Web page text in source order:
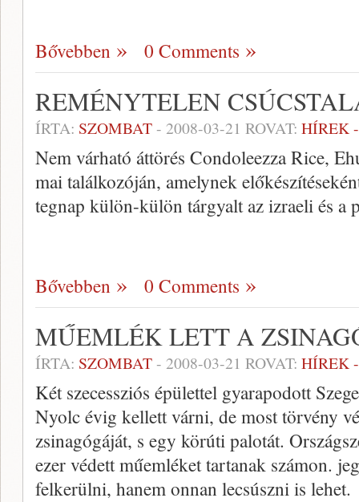
Bővebben 0 Comments
REMÉNYTELEN
ÍRTA: SZOMBAT- 2008-03-21 ROVAT: HÍREK
Nem várható áttörés Condoleezza Rice,
mai találkozóján, amelynek
tegnap külön-külön tárgyalt az izraeli és a
Bővebben 0 Comments
MŰEMLÉK LETT A
ÍRTA: SZOMBAT- 2008-03-21 ROVAT: HÍREK
Két szecessziós épülettel gyarapodott
Nyolc évig kellett várni, de most törvény
zsinagógáját, s egy körúti palotát.
ezer védett műemléket tartanak számon.
felkerülni, hanem onnan lecsúszni is lehet.